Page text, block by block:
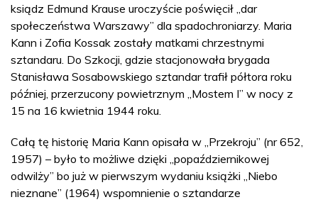
ksiądz Edmund Krause uroczyście poświęcił „dar
społeczeństwa Warszawy” dla spadochroniarzy. Maria
Kann i Zofia Kossak zostały matkami chrzestnymi
sztandaru. Do Szkocji, gdzie stacjonowała brygada
Stanisława Sosabowskiego sztandar trafił półtora roku
później, przerzucony powietrznym „Mostem I” w nocy z
15 na 16 kwietnia 1944 roku.
Całą tę historię Maria Kann opisała w „Przekroju” (nr 652,
1957) – było to możliwe dzięki „popaździernikowej
odwilży” bo już w pierwszym wydaniu książki „Niebo
nieznane” (1964) wspomnienie o sztandarze